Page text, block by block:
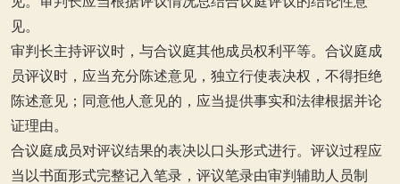
见。
审判长主持评议时，与合议庭其他成员权利平等。合议庭成
员评议时，应当充分陈述意见，独立行使表决权，不得拒绝
陈述意见；同意他人意见的，应当提供事实和法律根据并论
证理由。
合议庭成员对评议结果的表决以口头形式进行。评议过程应
当以书面形式完整记入笔录，评议笔录由审判辅助人员制